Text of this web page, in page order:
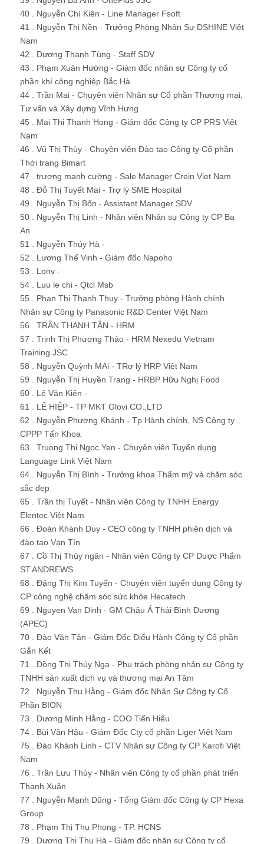
40 . Nguyễn Chí Kiên - Line Manager Fsoft
41 . Nguyễn Thị Nền - Trưởng Phòng Nhân Sự DSHINE Việt
Nam
42 . Dương Thanh Tùng - Staff SDV
43 . Phạm Xuân Hường - Giám đốc nhân sự Công ty cổ
phần khí công nghiệp Bắc Hà
44 . Trần Mai - Chuyên viên Nhân sự Cổ phần Thương mại,
Tư vấn và Xây dựng Vĩnh Hưng
45 . Mai Thi Thanh Hong - Giám đốc Công ty CP PRS Việt
Nam
46 . Vũ Thị Thùy - Chuyên viên Đào tạo Công ty Cổ phần
Thời trang Bimart
47 . trương mạnh cường - Sale Manager Crein Viet Nam
48 . Đỗ Thị Tuyết Mai - Trợ lý SME Hospital
49 . Nguyễn Thị Bốn - Assistant Manager SDV
50 . Nguyễn Thị Linh - Nhân viên Nhân sự Công ty CP Ba
An
51 . Nguyễn Thúy Hà -
52 . Lương Thế Vinh - Giám đốc Napoho
53 . Lonv -
54 . Luu le chi - Qtcl Msb
55 . Phan Thi Thanh Thuy - Trưởng phòng Hành chính
Nhân sự Công ty Panasonic R&D Center Việt Nam
56 . TRẦN THANH TẦN - HRM
57 . Trịnh Thị Phương Thảo - HRM Nexedu Vietnam
Training JSC
58 . Nguyễn Quỳnh MAi - TRợ lý HRP Việt Nam
59 . Nguyễn Thị Huyền Trang - HRBP Hữu Nghị Food
60 . Lê Văn Kiên -
61 . LÊ HIỆP - TP MKT Glovi CO.,LTD
62 . Nguyễn Phương Khánh - Tp Hành chính, NS Công ty
CPPP Tấn Khoa
63 . Truong Thi Ngoc Yen - Chuyên viên Tuyển dụng
Language Link Việt Nam
64 . Nguyễn Thị Bình - Trưởng khoa Thẩm mỹ và chăm sóc
sắc đẹp
65 . Trần thị Tuyết - Nhân viên Công ty TNHH Energy
Elentec Việt Nam
66 . Đoàn Khánh Duy - CEO công ty TNHH phiên dịch và
đào tạo Vạn Tín
67 . Cồ Thị Thủy ngân - Nhân viên Công ty CP Dược Phẩm
ST.ANDREWS
68 . Đặng Thị Kim Tuyến - Chuyên viên tuyển dụng Công ty
CP công nghệ chăm sóc sức khỏe Hecatech
69 . Nguyen Van Dinh - GM Châu Á Thái Bình Dương
(APEC)
70 . Đào Văn Tân - Giám Đốc Điểu Hành Công ty Cổ phần
Gắn Kết
71 . Đồng Thị Thúy Nga - Phụ trách phòng nhân sự Công ty
TNHH sản xuất dịch vụ và thương mại An Tâm
72 . Nguyễn Thu Hằng - Giám đốc Nhân Sự Công ty Cổ
Phần BION
73 . Dương Minh Hằng - COO Tiến Hiếu
74 . Bùi Văn Hậu - Giám Đốc Cty cổ phần Liger Việt Nam
75 . Đào Khánh Linh - CTV Nhân sự Công ty CP Karofi Việt
Nam
76 . Trần Lưu Thủy - Nhân viên Công ty cổ phần phát triển
Thanh Xuân
77 . Nguyễn Mạnh Dũng - Tổng Giám đốc Công ty CP Hexa
Group
78 . Phạm Thị Thu Phong - TP. HCNS
79 . Dương Thị Thu Hà - Giám đốc nhân sự Công ty cổ